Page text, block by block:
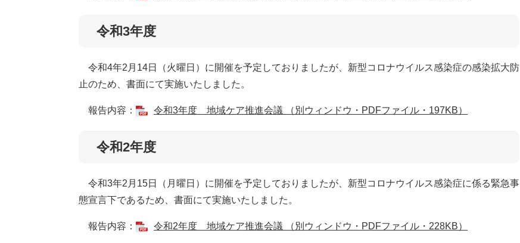
令和3年度
令和4年2月14日（火曜日）に開催を予定しておりましたが、新型コロナウイルス感染症の感染拡大防
止のため、書面にて実施いたしました。
報告内容： 令和3年度 地域ケア推進会議 （別ウィンドウ・PDFファイル・197KB）
令和2年度
令和3年2月15日（月曜日）に開催を予定しておりましたが、新型コロナウイルス感染症に係る緊急事
態宣言下であるため、書面にて実施いたしました。
報告内容： 令和2年度 地域ケア推進会議 （別ウィンドウ・PDFファイル・228KB）